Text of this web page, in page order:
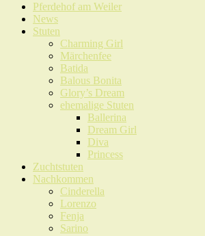
Pferdehof am Weiler
News
Stuten
Charming Girl
Märchenfee
Batida
Balous Bonita
Glory’s Dream
ehemalige Stuten
Ballerina
Dream Girl
Diva
Princess
Zuchtstuten
Nachkommen
Cinderella
Lorenzo
Fenja
Sarino